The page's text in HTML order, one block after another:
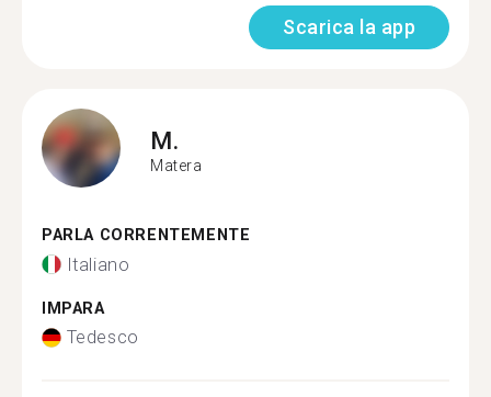
Scarica la app
M.
Matera
PARLA CORRENTEMENTE
Italiano
IMPARA
Tedesco